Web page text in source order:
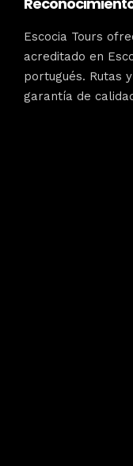
Escocia Tours
acreditado en
portugués. Rutas
garantía de